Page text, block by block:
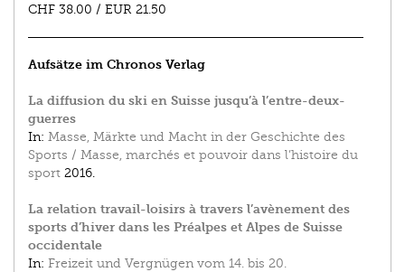
CHF 38.00 / EUR 21.50
Aufsätze im Chronos Verlag
La diffusion du ski en Suisse jusqu’à l’entre-deux-
guerres
In: Masse, Märkte und Macht in der Geschichte des
Sports / Masse, marchés et pouvoir dans l’histoire du
sport 2016.
La relation travail-loisirs à travers l’avènement des
sports d’hiver dans les Préalpes et Alpes de Suisse
occidentale
In: Freizeit und Vergnügen vom 14. bis 20.